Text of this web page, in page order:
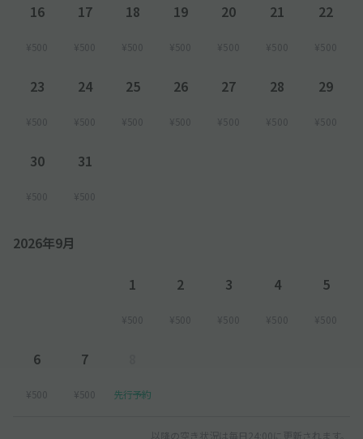
16
¥500
17
¥500
18
¥500
19
¥500
20
¥500
21
¥500
22
¥500
23
¥500
24
¥500
25
¥500
26
¥500
27
¥500
28
¥500
29
¥500
30
¥500
31
¥500
2026年9月
1
¥500
2
¥500
3
¥500
4
¥500
5
¥500
6
¥500
7
¥500 先行予約
以降の空き状況は毎日24:00に更新されます。